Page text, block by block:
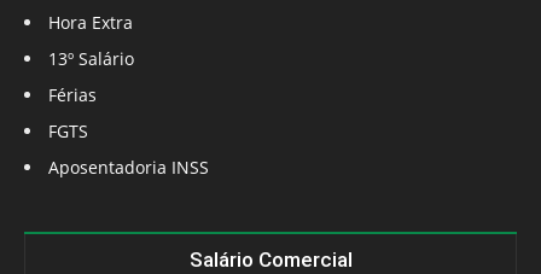
Hora Extra
13º Salário
Férias
FGTS
Aposentadoria INSS
Salário Comercial